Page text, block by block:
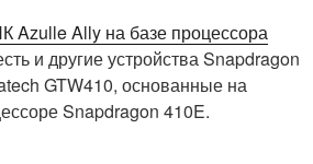
Azulle Ally на базе процессора
и другие устройства Snapdragon
GTW410, основанные на
Snapdragon 410E.